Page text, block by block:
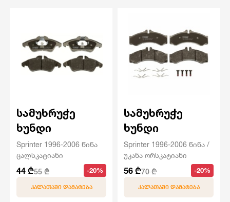
სამუხრუჭე
ხუნდი
Sprinter 1996-2006 წინა
ცალსკატიანი
44 ₾55 ₾ -20%
ᲙᲐᲚᲐᲗᲐᲨᲘ ᲓᲐᲛᲐᲢᲔᲑᲐ
სამუხრუჭე
ხუნდი
Sprinter 1996-2006 წინა /
უკანა ორსკატიანი
56 ₾70 ₾ -20%
ᲙᲐᲚᲐᲗᲐᲨᲘ ᲓᲐᲛᲐᲢᲔᲑᲐ